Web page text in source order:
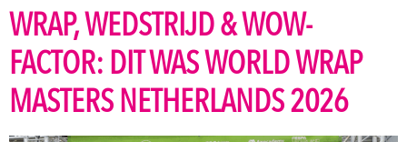
WRAP, WEDSTRIJD & WOW-
FACTOR: DIT WAS WORLD WRAP
MASTERS NETHERLANDS 2026